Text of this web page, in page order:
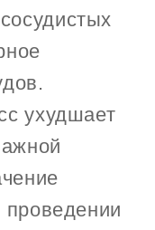
ухудшает
проведении